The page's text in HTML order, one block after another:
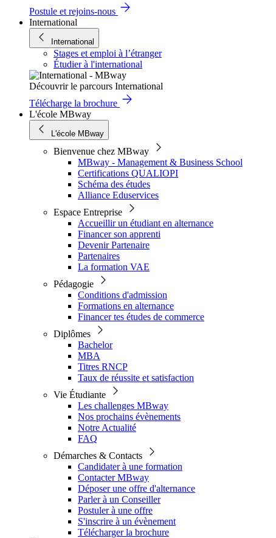
Postule et rejoins-nous
International
International
Stages et emploi à l’étranger
Étudier à l'international
Découvrir le parcours International
Télécharge la brochure
L'école MBway
L'école MBway
Bienvenue chez MBway
MBway - Management & Business School
Certifications QUALIOPI
Schéma des études
Alliance Eduservices
Espace Entreprise
Accueillir un étudiant en alternance
Financer son apprenti
Devenir Partenaire
Partenaires
La formation VAE
Pédagogie
Conditions d'admission
Formations en alternance
Financer tes études de commerce
Diplômes
Bachelor
MBA
Titres RNCP
Taux de réussite et satisfaction
Vie Étudiante
Les challenges MBway
Nos prochains évènements
Notre Actualité
FAQ
Démarches & Contacts
Candidater à une formation
Contacter MBway
Déposer une offre d'alternance
Parler à un Conseiller
Postuler à une offre
S'inscrire à un évènement
Télécharger la brochure